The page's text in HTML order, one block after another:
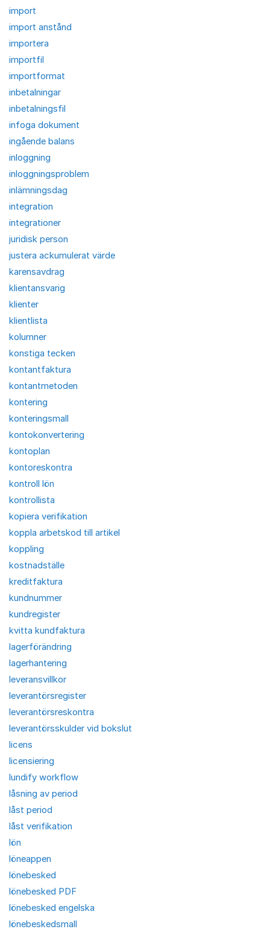
import
import anstånd
importera
importfil
importformat
inbetalningar
inbetalningsfil
infoga dokument
ingående balans
inloggning
inloggningsproblem
inlämningsdag
integration
integrationer
juridisk person
justera ackumulerat värde
karensavdrag
klientansvarig
klienter
klientlista
kolumner
konstiga tecken
kontantfaktura
kontantmetoden
kontering
konteringsmall
kontokonvertering
kontoplan
kontoreskontra
kontroll lön
kontrollista
kopiera verifikation
koppla arbetskod till artikel
koppling
kostnadställe
kreditfaktura
kundnummer
kundregister
kvitta kundfaktura
lagerförändring
lagerhantering
leveransvillkor
leverantörsregister
leverantörsreskontra
leverantörsskulder vid bokslut
licens
licensiering
lundify workflow
låsning av period
låst period
låst verifikation
lön
löneappen
lönebesked
lönebesked PDF
lönebesked engelska
lönebeskedsmall